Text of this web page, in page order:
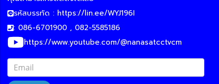
รหัสบรรทัด : https://lin.ee/WYJ196I
: 086-6701900 , 082-5585186
https://www.youtube.com/@nanasatcctvcm